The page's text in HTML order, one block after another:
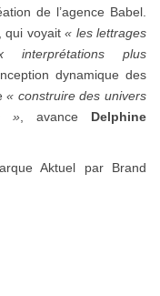
de l’agence Babel.
qui voyait« les lettrages
plus
dynamique des
« construire des univers
» , avance Delphine
Aktuel par Brand